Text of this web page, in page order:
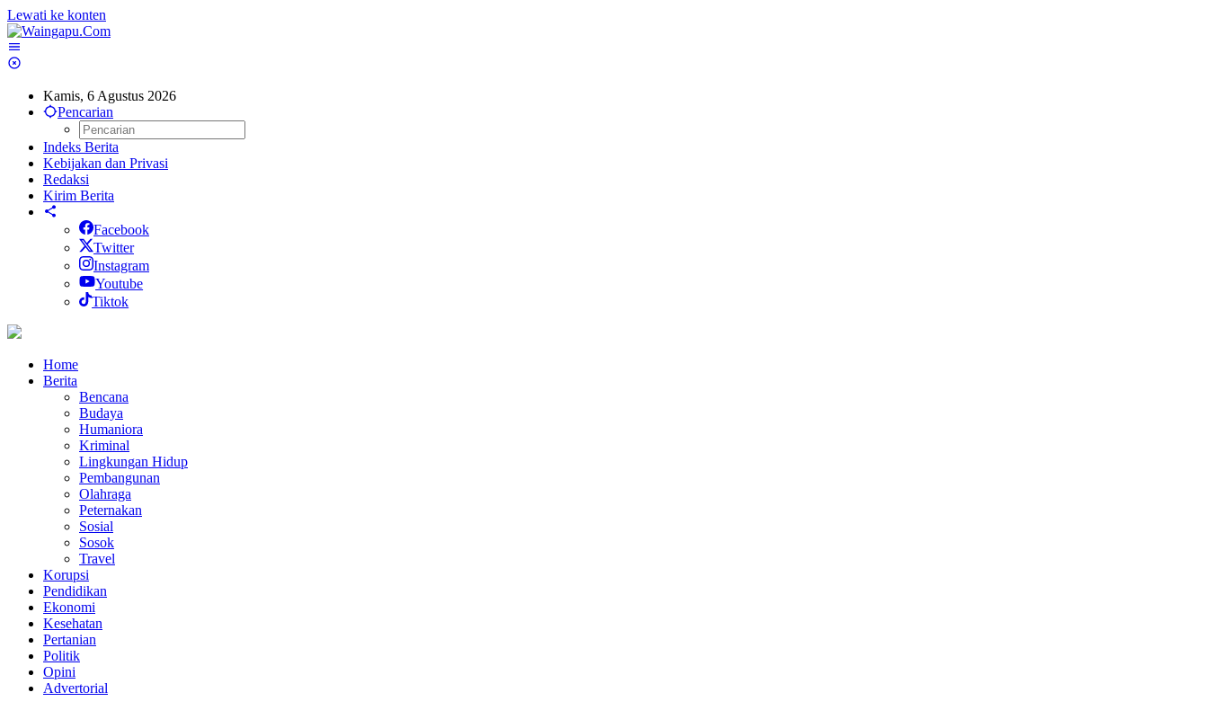
Lewati ke konten
Kamis, 6 Agustus 2026
Pencarian
Indeks Berita
Kebijakan dan Privasi
Redaksi
Kirim Berita
Facebook
Twitter
Instagram
Youtube
Tiktok
Home
Berita
Bencana
Budaya
Humaniora
Kriminal
Lingkungan Hidup
Pembangunan
Olahraga
Peternakan
Sosial
Sosok
Travel
Korupsi
Pendidikan
Ekonomi
Kesehatan
Pertanian
Politik
Opini
Advertorial